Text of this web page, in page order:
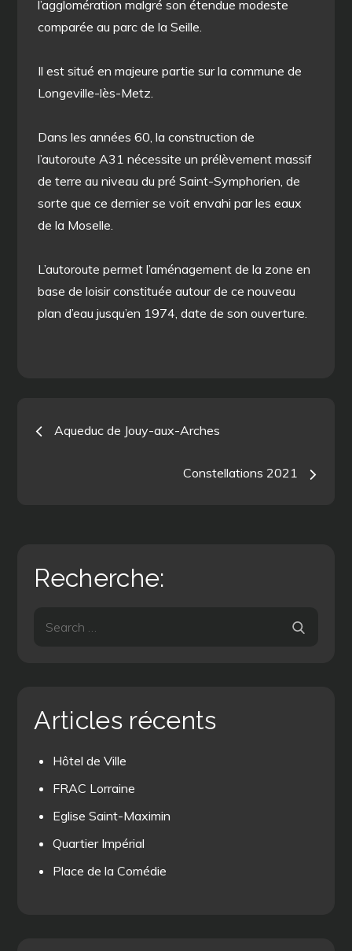
l’agglomération malgré son étendue modeste
comparée au parc de la Seille.
Il est situé en majeure partie sur la commune de
Longeville-lès-Metz.
Dans les années 60, la construction de
l’autoroute A31 nécessite un prélèvement massif
de terre au niveau du pré Saint-Symphorien, de
sorte que ce dernier se voit envahi par les eaux
de la Moselle.
L’autoroute permet l’aménagement de la zone en
base de loisir constituée autour de ce nouveau
plan d’eau jusqu’en 1974, date de son ouverture.
Navigation
Aqueduc de Jouy-aux-Arches
Constellations 2021
Recherche:
Articles récents
Hôtel de Ville
FRAC Lorraine
Eglise Saint-Maximin
Quartier Impérial
Place de la Comédie